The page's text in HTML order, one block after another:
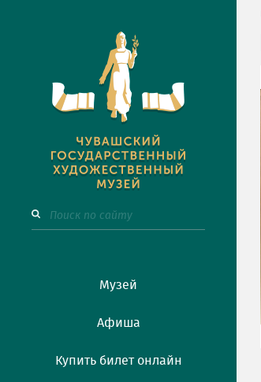
Музей
Афиша
Купить билет онлайн